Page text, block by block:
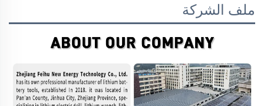
ملف الشركة